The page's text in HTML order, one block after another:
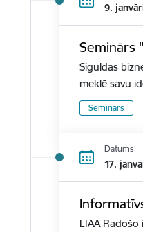
9.
Seminārs
Siguldas
meklē savu
Seminārs
Datums
17.
LIAA